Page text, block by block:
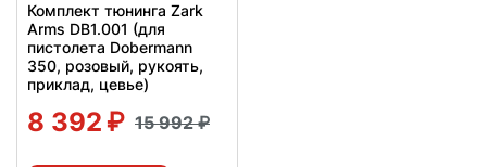
Комплект тюнинга Zark
Arms DB1.001 (для
пистолета Dobermann
350, розовый, рукоять,
приклад, цевье)
8 392 15 992